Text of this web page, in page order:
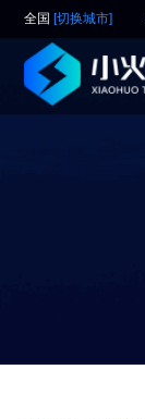
全国 [切换城市]